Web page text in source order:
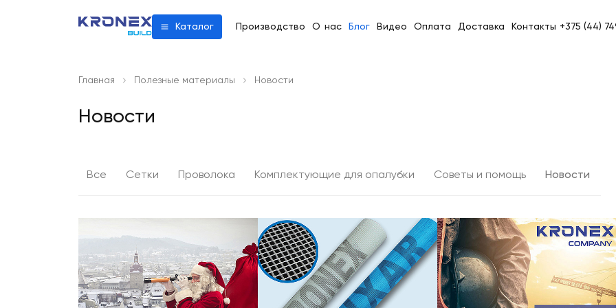
Каталог Производство О нас Блог Видео Оплата Доставка Контакты +375 (44)
Главная Полезные материалы Новости
Новости
Все Сетки Проволока Комплектующие для опалубки Советы и помощь Новости